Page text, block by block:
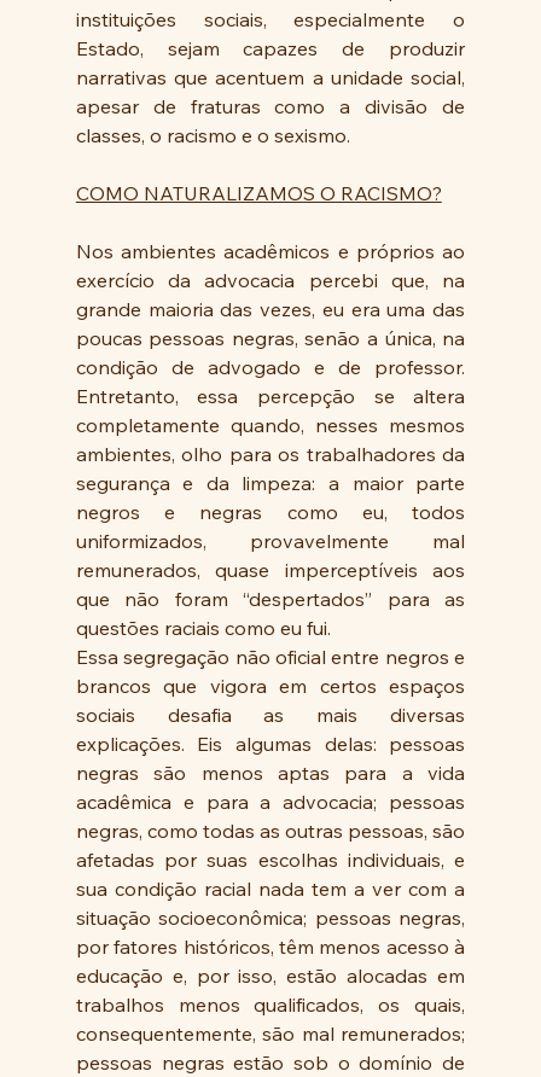
instituições sociais, especialmente o
Estado, sejam capazes de produzir
narrativas que acentuem a unidade social,
apesar de fraturas como a divisão de
classes, o racismo e o sexismo.
COMO NATURALIZAMOS O RACISMO?
Nos ambientes acadêmicos e próprios ao
exercício da advocacia percebi que, na
grande maioria das vezes, eu era uma das
poucas pessoas negras, senão a única, na
condição de advogado e de professor.
Entretanto, essa percepção se altera
completamente quando, nesses mesmos
ambientes, olho para os trabalhadores da
segurança e da limpeza: a maior parte
negros e negras como eu, todos
uniformizados, provavelmente mal
remunerados, quase imperceptíveis aos
que não foram “despertados” para as
questões raciais como eu fui.
Essa segregação não oficial entre negros e
brancos que vigora em certos espaços
sociais desafia as mais diversas
explicações. Eis algumas delas: pessoas
negras são menos aptas para a vida
acadêmica e para a advocacia; pessoas
negras, como todas as outras pessoas, são
afetadas por suas escolhas individuais, e
sua condição racial nada tem a ver com a
situação socioeconômica; pessoas negras,
por fatores históricos, têm menos acesso à
educação e, por isso, estão alocadas em
trabalhos menos qualificados, os quais,
consequentemente, são mal remunerados;
pessoas negras estão sob o domínio de